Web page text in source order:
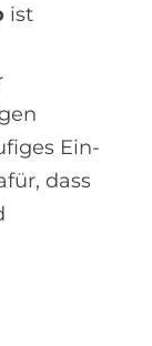
ist
Ein-
dass